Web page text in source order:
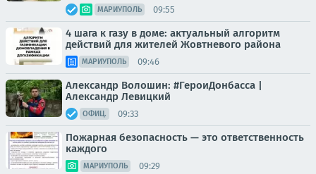
МАРИУПОЛЬ 09:55
4 шага к газу в доме: актуальный алгоритм
действий для жителей Жовтневого района
МАРИУПОЛЬ 09:46
Александр Волошин: #ГероиДонбасса |
Александр Левицкий
ОФИЦ. 09:33
Пожарная безопасность — это ответственность
каждого
МАРИУПОЛЬ 09:29